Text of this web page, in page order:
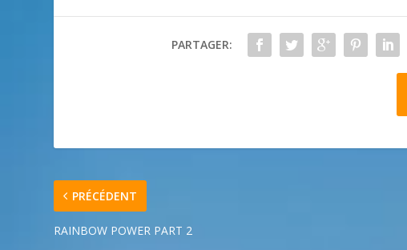
PARTAGER:
PRÉCÉDENT
RAINBOW POWER PART 2